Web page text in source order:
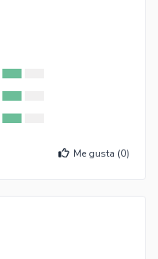
Me gusta (0)